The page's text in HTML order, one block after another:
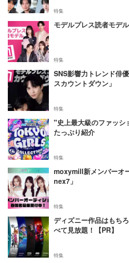
特集
モデルプレス読者モデ
特集
SNS影響力トレンド俳
スカウントダウン」
特集
"史上最大級のファッシ
たっぷり紹介
特集
moxymill新メンバーオ
nex7」
特集
ディズニー作品はもち
べて見放題！【PR】
特集